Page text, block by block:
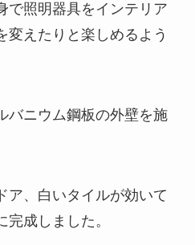
で照明器具をインテリア
変えたりと楽しめるよう
バニウム鋼板の外壁を施
ア、白いタイルが効いて
成しました。